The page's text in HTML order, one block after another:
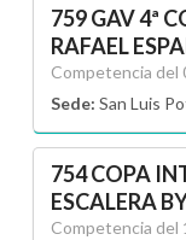
759 GAV 4ª
RAFAEL
Competencia del
Sede: San Luis
754 COPA
ESCALERA
Competencia del